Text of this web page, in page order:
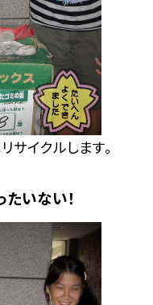
イクルします。
たいない！